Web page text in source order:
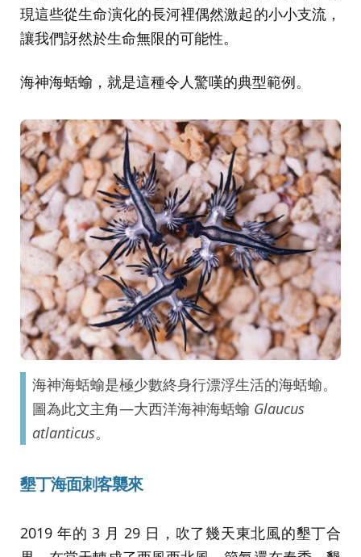
現這些從生命演化的長河裡偶然激起的小小支流，
讓我們訝然於生命無限的可能性。
海神海蛞蝓，就是這種令人驚嘆的典型範例。
海神海蛞蝓是極少數終身行漂浮生活的海蛞蝓。
圖為此文主角—大西洋海神海蛞蝓 Glaucus
atlanticus。
墾丁海面刺客襲來
2019 年的 3 月 29 日，吹了幾天東北風的墾丁合